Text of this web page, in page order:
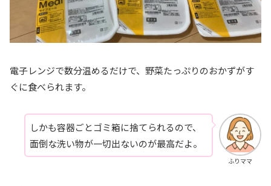
電子レンジで数分温めるだけで、野菜たっぷりのおかずがす
ぐに食べられます。
ふりママ
しかも容器ごとゴミ箱に捨てられるので、
面倒な洗い物が一切出ないのが最高だよ。